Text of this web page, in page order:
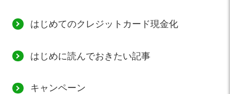
はじめてのクレジットカード現金化
はじめに読んでおきたい記事
キャンペーン